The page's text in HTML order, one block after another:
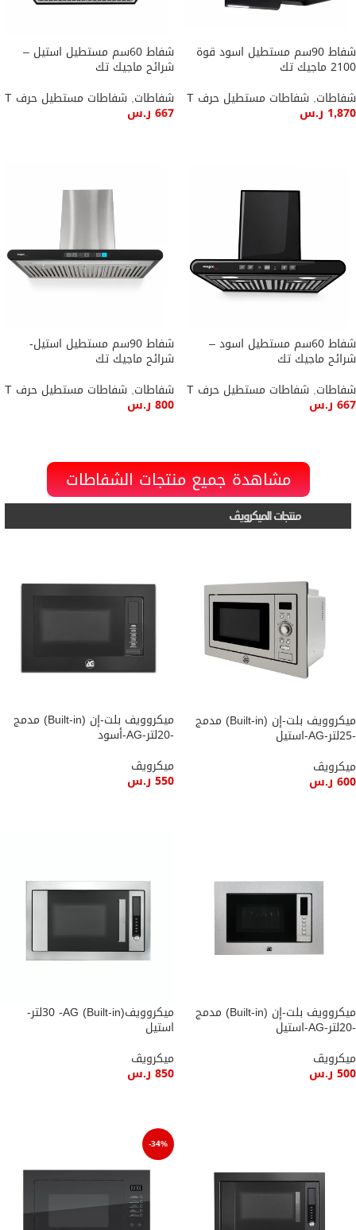
شفاط 90سم مستطيل اسود قوة
2100 ماجيك تك
شفاطات, شفاطات مستطيل حرف T
1,870 ر.س
شفاط 60سم مستطيل استيل –
شرائح ماجيك تك
شفاطات, شفاطات مستطيل حرف T
667 ر.س
شفاط 60سم مستطيل اسود –
شرائح ماجيك تك
شفاطات, شفاطات مستطيل حرف T
667 ر.س
شفاط 90سم مستطيل استيل-
شرائح ماجيك تك
شفاطات, شفاطات مستطيل حرف T
800 ر.س
مشاهدة جميع منتجات الشفاطات
منتجات الميكرويڤ
ميكروويف بلت-إن (Built-in) مدمج
-25لتر-AG-استيل
ميكرويڤ
600 ر.س
ميكروويف بلت-إن (Built-in) مدمج
-20لتر-AG-أسود
ميكرويڤ
550 ر.س
ميكروويف بلت-إن (Built-in) مدمج
-20لتر-AG-استيل
ميكرويڤ
500 ر.س
ميكروويف(Built-in) 30 -AGلتر-
استيل
ميكرويڤ
850 ر.س
-34%